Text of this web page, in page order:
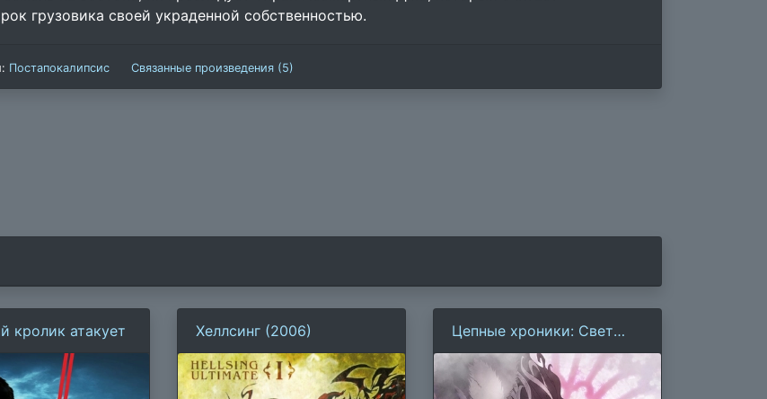
грузовика своей украденной собственностью.
Постапокалипсис Связанные произведения (5)
кролик атакует Хеллсинг (2006)
Цепные хроники: Свет
Геккейтаса